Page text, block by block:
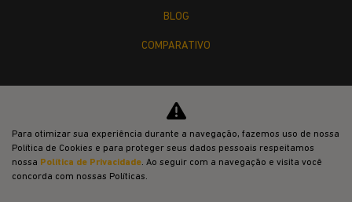
BLOG
COMPARATIVO
Desacelere. Seu bem maior é a vida.
Para otimizar sua experiência durante a navegação, fazemos uso de nossa
Política de Cookies e para proteger seus dados pessoais respeitamos
nossa Política de Privacidade. Ao seguir com a navegação e visita você
concorda com nossas Políticas.